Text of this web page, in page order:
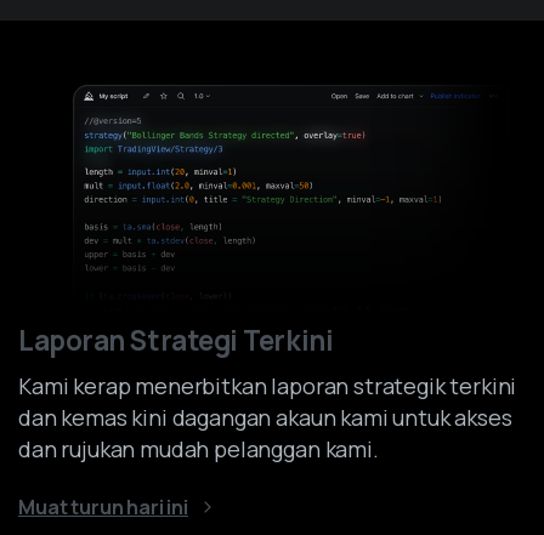
Laporan Strategi Terkini
Kami kerap menerbitkan laporan strategik terkini
dan kemas kini dagangan akaun kami untuk akses
dan rujukan mudah pelanggan kami.
Muat turun hari ini